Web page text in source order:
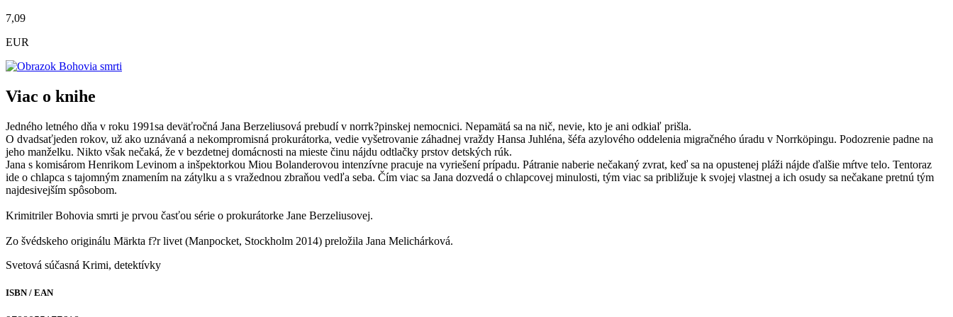
7,09
EUR
Viac o knihe
Jedného letného dňa v roku 1991sa deväťročná Jana Berzeliusová prebudí v norrk?pinskej nemocnici. Nepamätá sa na nič, nevie, kto je ani odkiaľ prišla.
O dvadsaťjeden rokov, už ako uznávaná a nekompromisná prokurátorka, vedie vyšetrovanie záhadnej vraždy Hansa Juhléna, šéfa azylového oddelenia migračného úradu v Norrköpingu. Podozrenie padne na
jeho manželku. Nikto však nečaká, že v bezdetnej domácnosti na mieste činu nájdu odtlačky prstov detských rúk.
Jana s komisárom Henrikom Levinom a inšpektorkou Miou Bolanderovou intenzívne pracuje na vyriešení prípadu. Pátranie naberie nečakaný zvrat, keď sa na opustenej pláži nájde ďalšie mŕtve telo. Tentoraz
ide o chlapca s tajomným znamením na zátylku a s vražednou zbraňou vedľa seba. Čím viac sa Jana dozvedá o chlapcovej minulosti, tým viac sa približuje k svojej vlastnej a ich osudy sa nečakane pretnú tým
najdesivejším spôsobom.
Krimitriler Bohovia smrti je prvou časťou série o prokurátorke Jane Berzeliusovej.
Zo švédskeho originálu Märkta f?r livet (Manpocket, Stockholm 2014) preložila Jana Melichárková.
Svetová súčasná Krimi, detektívky
ISBN / EAN